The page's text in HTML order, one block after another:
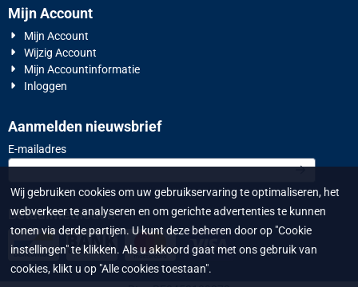
Mijn Account
Mijn Account
Wijzig Account
Mijn Accountinformatie
Inloggen
Aanmelden nieuwsbrief
E-mailadresVul je e-mailadres in voor de nieuwsbrief
Betaalmethoden
Wij gebruiken cookies om uw gebruikservaring te optimaliseren, het
webverkeer te analyseren en om gerichte advertenties te kunnen
tonen via derde partijen. U kunt deze beheren door op "Cookie
instellingen" te klikken. Als u akkoord gaat met ons gebruik van
cookies, klikt u op "Alle cookies toestaan".